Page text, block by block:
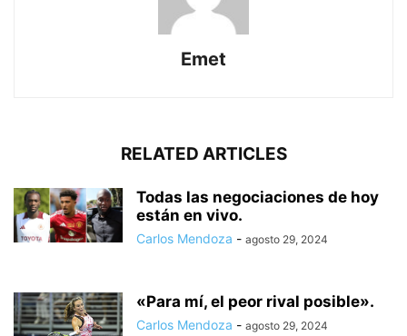
Emet
RELATED ARTICLES
Todas las negociaciones de hoy
están en vivo.
Carlos Mendoza - agosto 29, 2024
«Para mí, el peor rival posible».
Carlos Mendoza - agosto 29, 2024